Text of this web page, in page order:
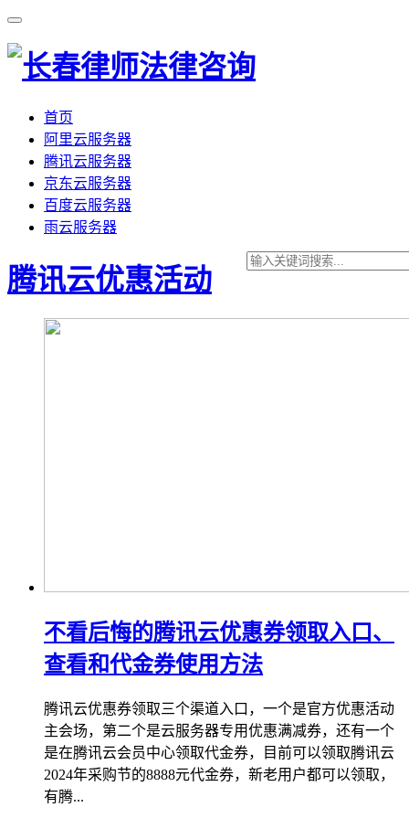
首页
阿里云服务器
腾讯云服务器
京东云服务器
百度云服务器
雨云服务器
腾讯云优惠活动
不看后悔的腾讯云优惠券领取入口、
查看和代金券使用方法
腾讯云优惠券领取三个渠道入口，一个是官方优惠活动
主会场，第二个是云服务器专用优惠满减券，还有一个
是在腾讯云会员中心领取代金券，目前可以领取腾讯云
2024年采购节的8888元代金券，新老用户都可以领取，
有腾...